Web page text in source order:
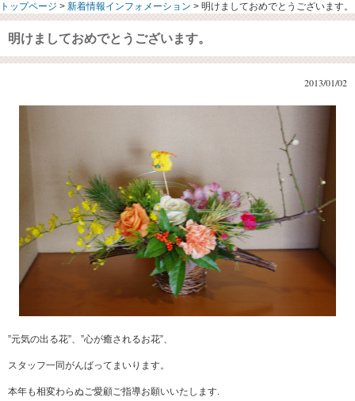
トップページ > 新着情報インフォメーション > 明けましておめでとうございます。
明けましておめでとうございます。
2013/01/02
”元気の出る花”、”心が癒されるお花”、
スタッフ一同がんばってまいります。
本年も相変わらぬご愛顧ご指導お願いいたします.